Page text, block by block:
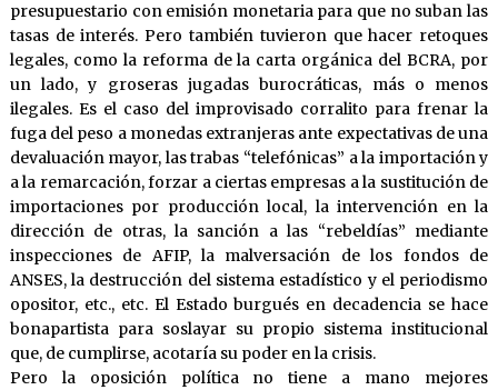
presupuestario con emisión monetaria para que no suban las
tasas de interés. Pero también tuvieron que hacer retoques
legales, como la reforma de la carta orgánica del BCRA, por
un lado, y groseras jugadas burocráticas, más o menos
ilegales. Es el caso del improvisado corralito para frenar la
fuga del peso a monedas extranjeras ante expectativas de una
devaluación mayor, las trabas “telefónicas” a la importación y
a la remarcación, forzar a ciertas empresas a la sustitución de
importaciones por producción local, la intervención en la
dirección de otras, la sanción a las “rebeldías” mediante
inspecciones de AFIP, la malversación de los fondos de
ANSES, la destrucción del sistema estadístico y el periodismo
opositor, etc., etc. El Estado burgués en decadencia se hace
bonapartista para soslayar su propio sistema institucional
que, de cumplirse, acotaría su poder en la crisis.
Pero la oposición política no tiene a mano mejores